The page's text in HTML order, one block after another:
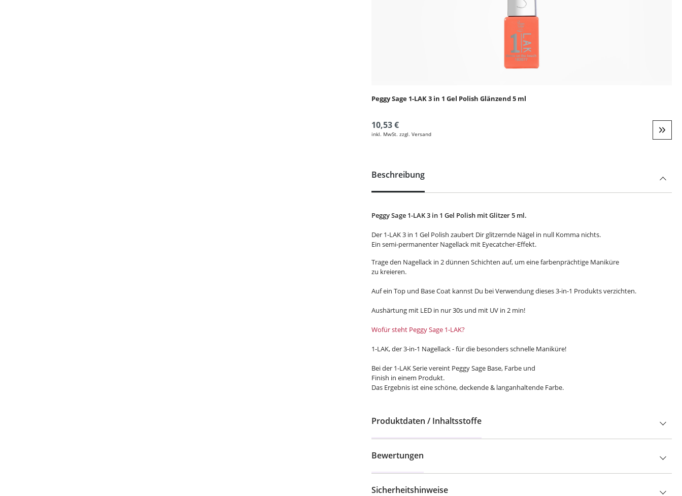
Peggy Sage 1-LAK 3 in 1 Gel Polish Glänzend 5 ml
10,53 €
inkl. MwSt. zzgl. Versand
Beschreibung
Peggy Sage 1-LAK 3 in 1 Gel Polish mit Glitzer 5 ml.
Der 1-LAK 3 in 1 Gel Polish zaubert Dir glitzernde Nägel in null Komma nichts.
Ein semi-permanenter Nagellack mit Eyecatcher-Effekt.
Trage den Nagellack in 2 dünnen Schichten auf, um eine farbenprächtige Maniküre
zu kreieren.
Auf ein Top und Base Coat kannst Du bei Verwendung dieses 3-in-1 Produkts verzichten.
Aushärtung mit LED in nur 30s und mit UV in 2 min!
Wofür steht Peggy Sage 1-LAK?
1-LAK, der 3-in-1 Nagellack - für die besonders schnelle Maniküre!
Bei der 1-LAK Serie vereint Peggy Sage Base, Farbe und
Finish in einem Produkt.
Das Ergebnis ist eine schöne, deckende & langanhaltende Farbe.
Produktdaten / Inhaltsstoffe
Bewertungen
Sicherheitshinweise